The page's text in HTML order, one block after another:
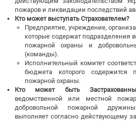
пожаров и ликвидации последствий
Кто может выступать Страхователем?
Предприятие, учреждение,
которые содержат подразделения
пожарной охраны и
(команды).
Исполнительный комитет
бюджета которого содержится
пожарной охраны.
Кто может быть
ведомственной или местной
добровольной пожарной
выполняет согласно действующему